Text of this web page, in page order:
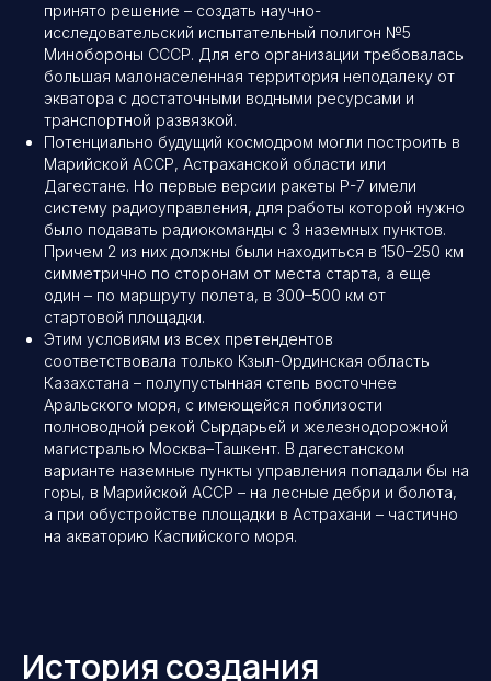
принято решение – создать научно-
исследовательский испытательный полигон №5
Минобороны СССР. Для его организации требовалась
большая малонаселенная территория неподалеку от
экватора с достаточными водными ресурсами и
транспортной развязкой.
Потенциально будущий космодром могли построить в
Марийской АССР, Астраханской области или
Дагестане. Но первые версии ракеты Р-7 имели
систему радиоуправления, для работы которой нужно
было подавать радиокоманды с 3 наземных пунктов.
Причем 2 из них должны были находиться в 150–250 км
симметрично по сторонам от места старта, а еще
один – по маршруту полета, в 300–500 км от
стартовой площадки.
Этим условиям из всех претендентов
соответствовала только Кзыл-Ординская область
Казахстана – полупустынная степь восточнее
Аральского моря, с имеющейся поблизости
полноводной рекой Сырдарьей и железнодорожной
магистралью Москва–Ташкент. В дагестанском
варианте наземные пункты управления попадали бы на
горы, в Марийской АССР – на лесные дебри и болота,
а при обустройстве площадки в Астрахани – частично
на акваторию Каспийского моря.
История создания